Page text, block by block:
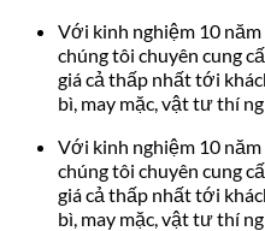
Với kinh nghiệm 10
chúng tôi chuyên cung
giá cả thấp nhất tới
bì, may mặc, vật tư thí
Với kinh nghiệm 10
chúng tôi chuyên cung
giá cả thấp nhất tới
bì, may mặc, vật tư thí